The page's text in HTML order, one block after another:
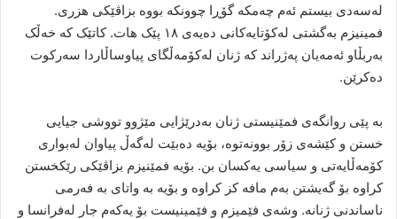
لەسەدی بیستم ئەم چەمکە گۆڕا چوونکە بووە بزاڤێکی هزری.
فمینیزم بەگشتی لەکۆتایەکانی دەیەی ۱۸ پێک هات. کاتێک کە خەڵک
بەربڵاو ئەمەیان پەژراند کە ژنان لەکۆمەڵگای پیاوساڵاردا سەرکوت
دەکرێن.
بە پێی روانگەی فمێنیستی ژنان بەدرێژایی مێژوو تووشی جیایی
خستن و کێشەی زۆر بوونەتوە، بۆیە دەبێت لەگەڵ پیاوان لەبواری
کۆمەڵایەتی و سیاسی یەکسان بن. بۆیە فمێنیزم بزاڤێکی رێکخستن
کراوە بۆ گەیشتن بەم مافە کز کراوە و بۆیە بە واتای بە فەرمی
ناساندنی ژنانە. وشەی فێمیزم و فێمینیست بۆ یەکەم جار لەفرانسا و